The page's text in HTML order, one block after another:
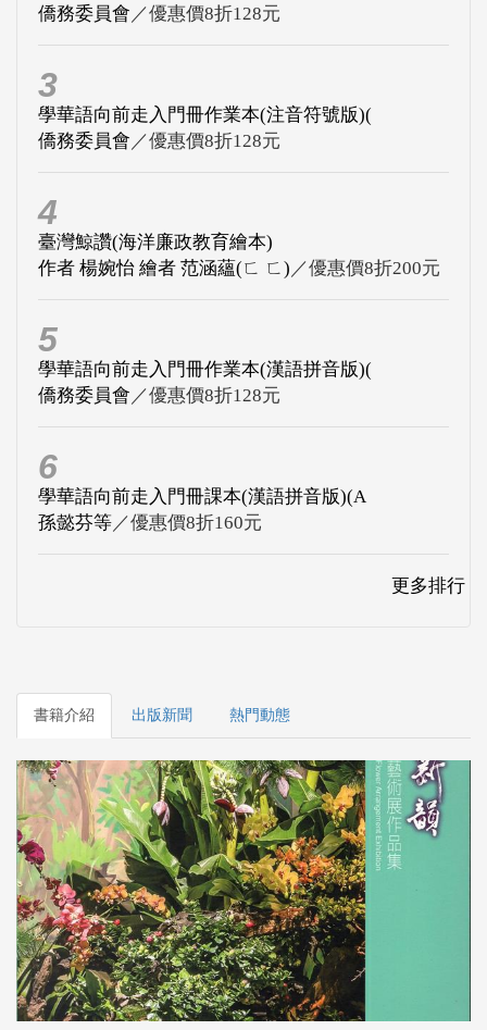
僑務委員會 ／優惠價8折128元
3
學華語向前走入門冊作業本(注音符號版)(
僑務委員會 ／優惠價8折128元
4
臺灣鯨讚(海洋廉政教育繪本)
作者 楊婉怡 繪者 范涵蘊(ㄈ ㄈ) ／優惠價8折200元
5
學華語向前走入門冊作業本(漢語拼音版)(
僑務委員會 ／優惠價8折128元
6
學華語向前走入門冊課本(漢語拼音版)(A
孫懿芬等／優惠價8折160元
更多排行
書籍介紹 出版新聞 熱門動態